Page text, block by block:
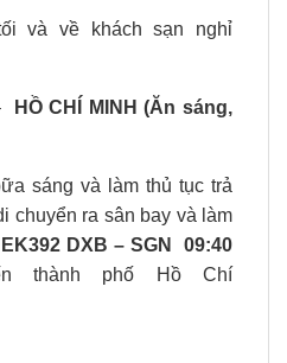
và về khách sạn nghỉ
HỒ CHÍ MINH (Ăn sáng,
sáng và làm thủ tục trả
chuyển ra sân bay và làm
EK392 DXB – SGN 09:40
thành phố Hồ Chí